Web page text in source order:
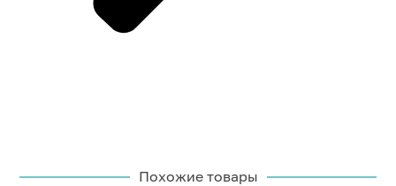
Похожие товары